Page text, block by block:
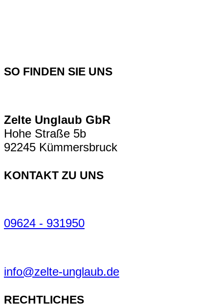
SO FINDEN SIE UNS
Zelte Unglaub GbR
Hohe Straße 5b
92245 Kümmersbruck
KONTAKT ZU UNS
09624 - 931950
info@zelte-unglaub.de
RECHTLICHES